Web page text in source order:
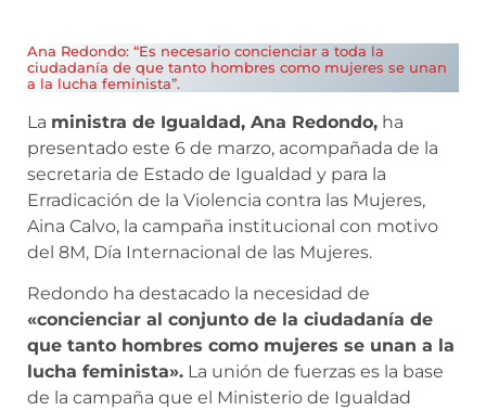
Ana Redondo: “Es necesario concienciar a toda la
ciudadanía de que tanto hombres como mujeres se unan
a la lucha feminista”.
La ministra de Igualdad, Ana Redondo, ha
presentado este 6 de marzo, acompañada de la
secretaria de Estado de Igualdad y para la
Erradicación de la Violencia contra las Mujeres,
Aina Calvo, la campaña institucional con motivo
del 8M, Día Internacional de las Mujeres.
Redondo ha destacado la necesidad de
«concienciar al conjunto de la ciudadanía de
que tanto hombres como mujeres se unan a la
lucha feminista». La unión de fuerzas es la base
de la campaña que el Ministerio de Igualdad